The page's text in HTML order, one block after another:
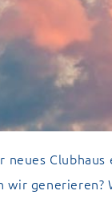
neues
wir